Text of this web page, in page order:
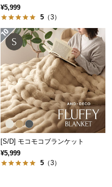
¥5,999
5 （3）
[S/D] モコモコブランケット
¥5,999
5 （3）